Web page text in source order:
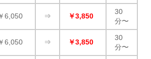
6,050 ⇒ ￥3,850
30
分〜
6,050 ⇒ ￥3,850
30
分〜